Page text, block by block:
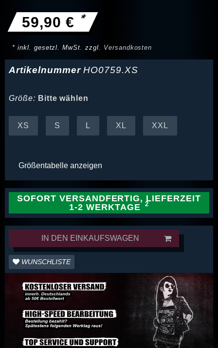
59,90 € *
* inkl. gesetzl. MwSt. zzgl. Versandkosten
ArtikelnummerHO0759.XS
Größe: Bitte wählen
XS S L XL XXL
Größentabelle anzeigen
SOFORT VERSANDFERTIG, LIEFERZEIT
1-2 WERKTAGE
IN DEN EINKAUFSWAGEN
WUNSCHLISTE